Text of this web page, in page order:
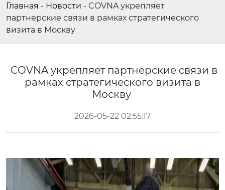
Главная - Новости - COVNA укрепляет
партнерские связи в рамках стратегического
визита в Москву
COVNA укрепляет партнерские связи в
рамках стратегического визита в
Москву
2026-05-22 02:55:17